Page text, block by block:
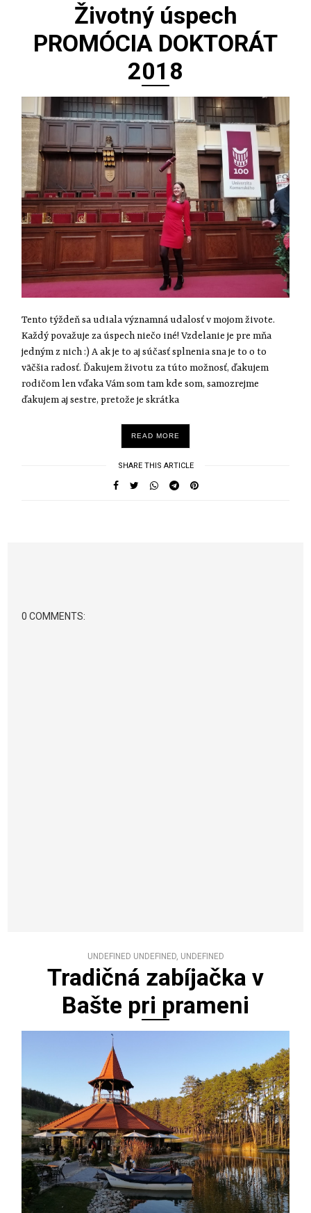
Životný úspech
PROMÓCIA DOKTORÁT
2018
Tento týždeň sa udiala významná udalosť v mojom živote.
Každý považuje za úspech niečo iné! Vzdelanie je pre mňa
jedným z nich :) A ak je to aj súčasť splnenia sna je to o to
väčšia radosť. Ďakujem životu za túto možnosť, ďakujem
rodičom len vďaka Vám som tam kde som, samozrejme
ďakujem aj sestre, pretože je skrátka
READ MORE
SHARE THIS ARTICLE
0 COMMENTS:
UNDEFINED UNDEFINED, UNDEFINED
Tradičná zabíjačka v
Bašte pri prameni